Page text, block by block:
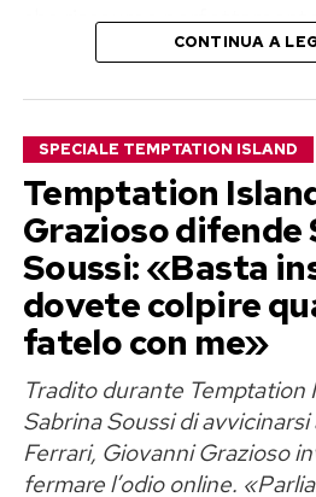
che riassume
vacanze.
gli amici
Nelle immagini pubblicate
protagonista assoluta è la
delle destinazioni preferite
Elisabetta si mostra mentre
dopo un tuffo con un bikini
cappello in testa e occhiali
acque cristalline e yacht
CONTINUA A
SPECIALE TEMPTATION ISLAND
Temptation
Grazioso difende
Soussi: «Basta
dovete colpire
fatelo con me»
Tradito durante Temptation
Sabrina Soussi di
Ferrari, Giovanni Grazioso
fermare l’odio online.